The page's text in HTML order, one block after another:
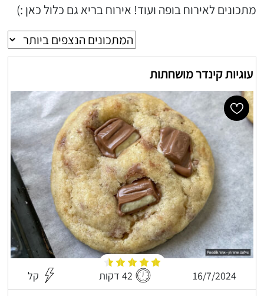
מתכונים לאירוח בופה ועוד! אירוח בריא גם כלול כאן :)
עוגיות קינדר מושחתות
16/7/2024 42 דקות קל